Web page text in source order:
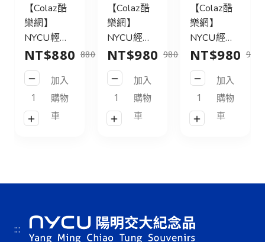
【Colaz酷
樂網】
NYCU輕旅
行後背包
21L_黑／
NYCU
Logo
Backpack
21L_Black
NT$880 880
加入
購物
車
【Colaz酷
樂網】
NYCU經典
後背包31L
皮標款_黑
／NYCU
Logo
Backpack
31L_Black
NT$980 980
加入
購物
車
【Colaz酷
樂網】
NYCU經典
後背包31L
皮標款_灰
綠／NYCU
Logo
Backpack
31L_Green
NT$980 980
加入
購物
車
:::